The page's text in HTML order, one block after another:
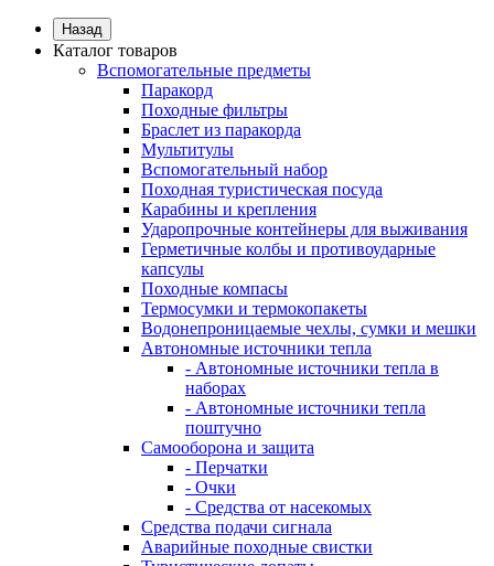
Назад
Каталог товаров
Вспомогательные предметы
Паракорд
Походные фильтры
Браслет из паракорда
Мультитулы
Вспомогательный набор
Походная туристическая посуда
Карабины и крепления
Ударопрочные контейнеры для выживания
Герметичные колбы и противоударные
капсулы
Походные компасы
Термосумки и термокопакеты
Водонепроницаемые чехлы, сумки и мешки
Автономные источники тепла
- Автономные источники тепла в
наборах
- Автономные источники тепла
поштучно
Самооборона и защита
- Перчатки
- Очки
- Средства от насекомых
Средства подачи сигнала
Аварийные походные свистки